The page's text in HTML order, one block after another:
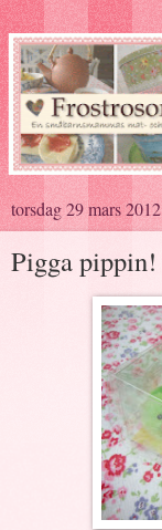
torsdag 29 mars 2012
Pigga pippin!